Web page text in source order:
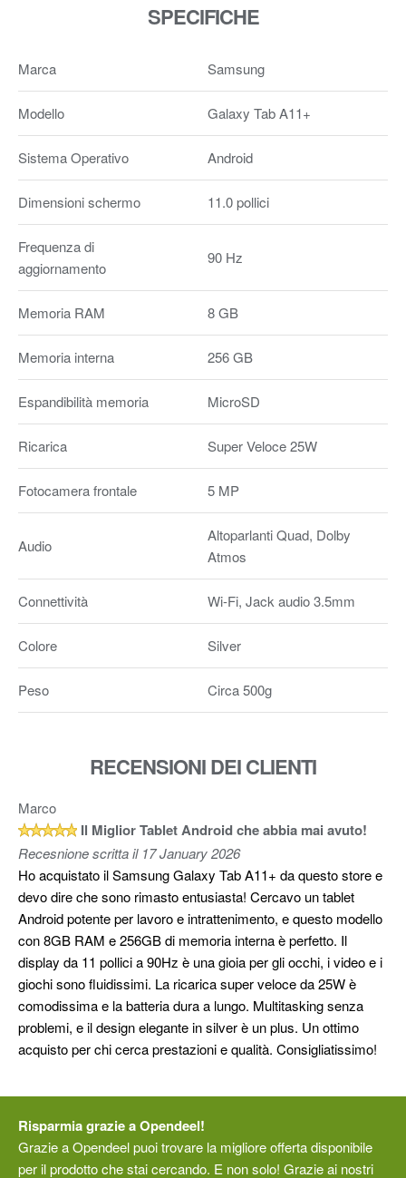
SPECIFICHE
Marca Samsung
Modello Galaxy Tab A11+
Sistema Operativo Android
Dimensioni schermo 11.0 pollici
Frequenza di
aggiornamento
90 Hz
Memoria RAM 8 GB
Memoria interna 256 GB
Espandibilità memoria MicroSD
Ricarica Super Veloce 25W
Fotocamera frontale 5 MP
Audio
Altoparlanti Quad, Dolby
Atmos
Connettività Wi-Fi, Jack audio 3.5mm
Colore Silver
Peso Circa 500g
RECENSIONI DEI CLIENTI
Marco
Il Miglior Tablet Android che abbia mai avuto!
Recesnione scritta il 17 January 2026
Ho acquistato il Samsung Galaxy Tab A11+ da questo store e
devo dire che sono rimasto entusiasta! Cercavo un tablet
Android potente per lavoro e intrattenimento, e questo modello
con 8GB RAM e 256GB di memoria interna è perfetto. Il
display da 11 pollici a 90Hz è una gioia per gli occhi, i video e i
giochi sono fluidissimi. La ricarica super veloce da 25W è
comodissima e la batteria dura a lungo. Multitasking senza
problemi, e il design elegante in silver è un plus. Un ottimo
acquisto per chi cerca prestazioni e qualità. Consigliatissimo!
Risparmia grazie a Opendeel!
Grazie a Opendeel puoi trovare la migliore offerta disponibile
per il prodotto che stai cercando. E non solo! Grazie ai nostri